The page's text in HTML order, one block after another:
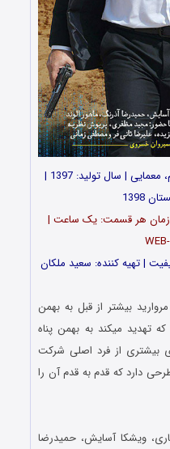
| ژانر: درام، معمایی | سال تولید: 1397 |
1398
اپیزود | مدت زمان هر قسمت: یک ساعت |
بیشتر از قبل به بهمن
تهدید میکند به بهمن پناه
بیشتری از فرد اصلی شرکت
دارد که قدم به قدم آن را
ویشکا آسایش، حمیدرضا